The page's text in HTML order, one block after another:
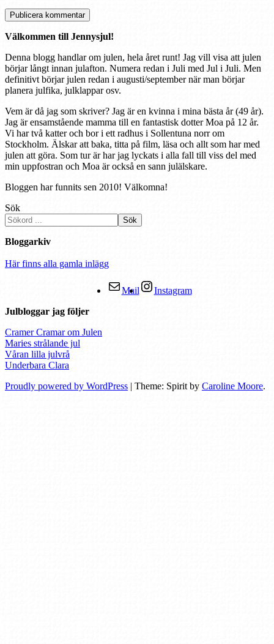
Välkommen till Jennysjul!
Denna blogg handlar om julen, hela året runt! Jag vill visa att julen
börjar långt innan julafton. Numera redan i Juli med Jul i Juli. Men
definitivt börjar julen redan i augusti/september när man börjar
planera julfika, julklappar osv.
Vem är då jag som skriver? Jag är en kvinna i mina bästa år (49 år).
Jag är ensamstående mamma till en fantastisk dotter Moa på 12 år.
Vi har två katter och bor i ett radhus i Sollentuna norr om
Stockholm. Älskar att baka, titta på film, läsa och allt som har med
julen att göra. Som tur är har jag lyckats i alla fall till viss del med
min uppfostran och Moa är också en sann julälskare.
Bloggen har funnits sen 2010! Välkomna!
Sök
Sök
Bloggarkiv
Här finns alla gamla inlägg
Mail
Instagram
Julbloggar jag följer
Cramer Cramar om Julen
Maries strålande jul
Våran lilla julvrå
Underbara Clara
Proudly powered by WordPress | Theme: Spirit by Caroline Moore.